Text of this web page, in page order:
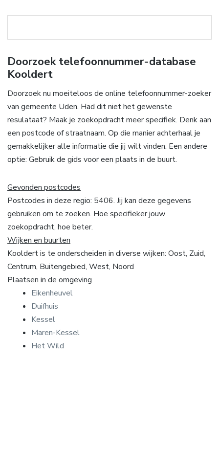
Doorzoek telefoonnummer-database
Kooldert
Doorzoek nu moeiteloos de online telefoonnummer-zoeker
van gemeente Uden. Had dit niet het gewenste
resulataat? Maak je zoekopdracht meer specifiek. Denk aan
een postcode of straatnaam. Op die manier achterhaal je
gemakkelijker alle informatie die jij wilt vinden. Een andere
optie: Gebruik de gids voor een plaats in de buurt.
Gevonden postcodes
Postcodes in deze regio: 5406. Jij kan deze gegevens
gebruiken om te zoeken. Hoe specifieker jouw
zoekopdracht, hoe beter.
Wijken en buurten
Kooldert is te onderscheiden in diverse wijken: Oost, Zuid,
Centrum, Buitengebied, West, Noord
Plaatsen in de omgeving
Eikenheuvel
Duifhuis
Kessel
Maren-Kessel
Het Wild